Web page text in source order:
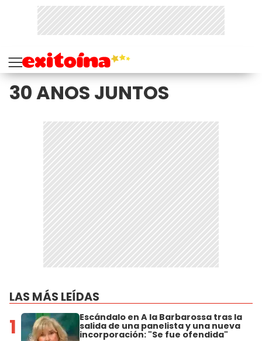
30 ANOS JUNTOS
LAS MÁS LEÍDAS
1 Escándalo en A la Barbarossa tras la
salida de una panelista y una nueva
incorporación: "Se fue ofendida"